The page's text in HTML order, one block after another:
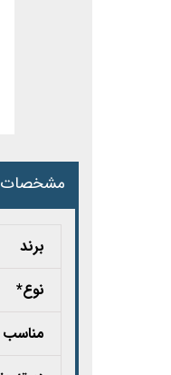
برند
نوع*
مناسب